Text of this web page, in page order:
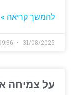
להמשך קריאה »
31/08/2025
על צמיחה